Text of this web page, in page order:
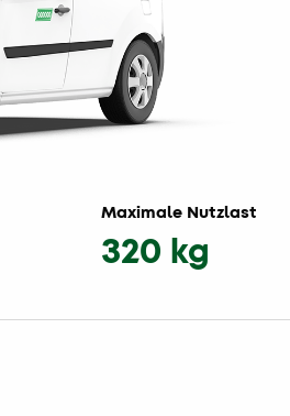
Maximale Nutzlast
320 kg